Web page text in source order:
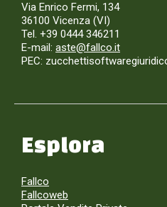
Via Enrico Fermi, 134
36100 Vicenza (VI)
Tel. +39 0444 346211
E-mail: aste@fallco.it
PEC:
Esplora
Fallco
Fallcoweb